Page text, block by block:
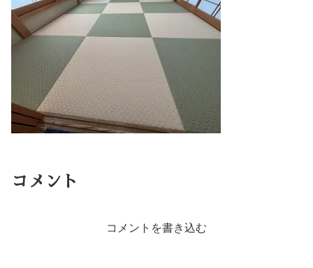
コメント
コメントを書き込む